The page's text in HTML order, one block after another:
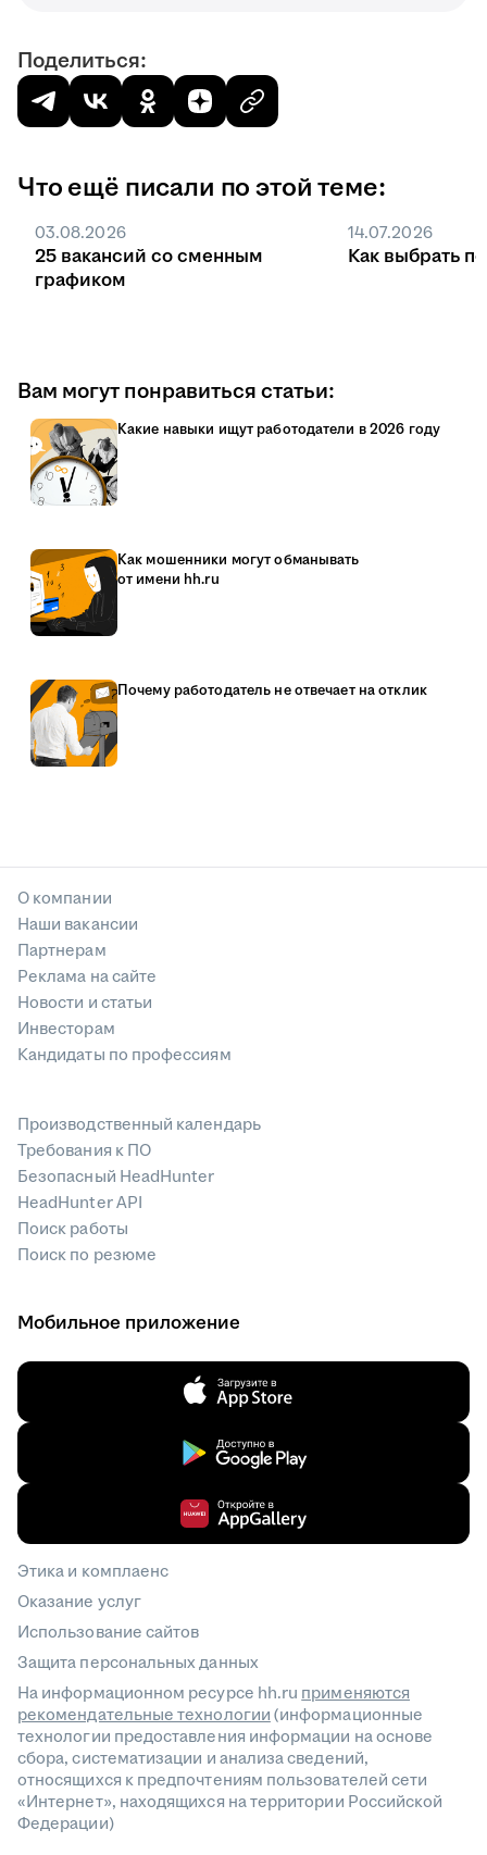
Поделиться:
Что ещё писали по этой теме:
03.08.2026
25 вакансий со сменным
графиком
14.07.2026
Как выбрать
Вам могут понравиться статьи:
Какие навыки ищут работодатели в 2026 году
Как мошенники могут обманывать
от имени hh.ru
Почему работодатель не отвечает на отклик
О компании
Наши вакансии
Партнерам
Реклама на сайте
Новости и статьи
Инвесторам
Кандидаты по профессиям
Производственный календарь
Требования к ПО
Безопасный HeadHunter
HeadHunter API
Поиск работы
Поиск по резюме
Мобильное приложение
Этика и комплаенс
Оказание услуг
Использование сайтов
Защита персональных данных
На информационном ресурсе hh.ru применяются
рекомендательные технологии(информационные
технологии предоставления информации на основе
сбора, систематизации и анализа сведений,
относящихся к предпочтениям пользователей сети
«Интернет», находящихся на территории Российской
Федерации)